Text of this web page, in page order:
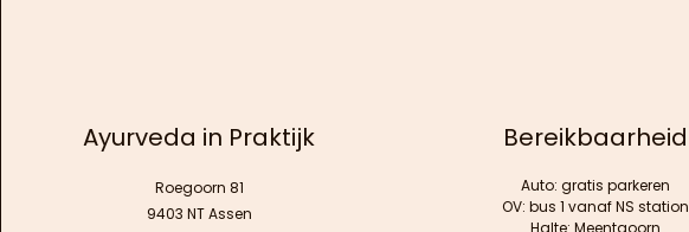
Ayurveda in Praktijk
Roegoorn 81
9403 NT Assen
Bereikbaarheid
Auto: gratis parkeren
OV: bus 1 vanaf NS station